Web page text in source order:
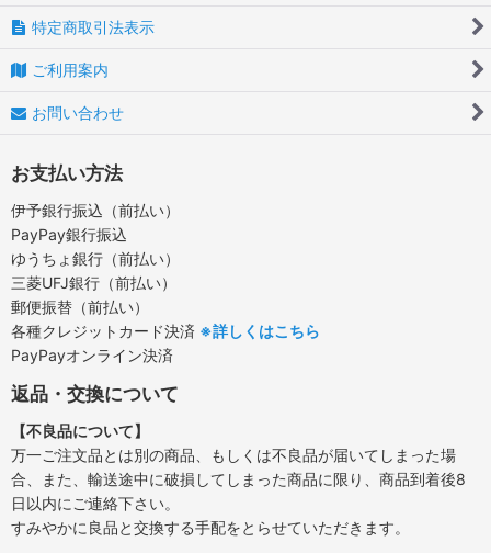
特定商取引法表示
ご利用案内
お問い合わせ
お支払い方法
伊予銀行振込（前払い）
PayPay銀行振込
ゆうちょ銀行（前払い）
三菱UFJ銀行（前払い）
郵便振替（前払い）
各種クレジットカード決済 ※詳しくはこちら
PayPayオンライン決済
返品・交換について
【不良品について】
万一ご注文品とは別の商品、もしくは不良品が届いてしまった場
合、また、輸送途中に破損してしまった商品に限り、商品到着後8
日以内にご連絡下さい。
すみやかに良品と交換する手配をとらせていただきます。